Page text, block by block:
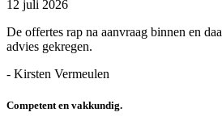
12 juli 2026
De offertes rap na aanvraag binnen en
advies gekregen.
- Kirsten Vermeulen
Competent en vakkundig.